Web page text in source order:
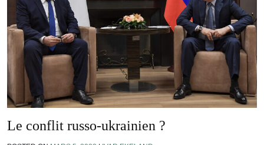
Le conflit russo-ukrainien ?